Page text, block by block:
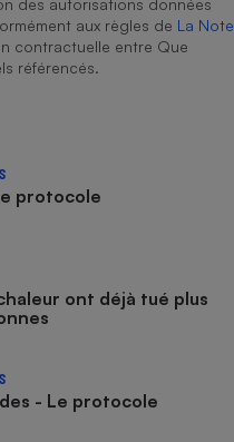
des autorisations données
aux règles de La Note
contractuelle entre Que
référencés.
protocole
ont déjà tué plus
- Le protocole